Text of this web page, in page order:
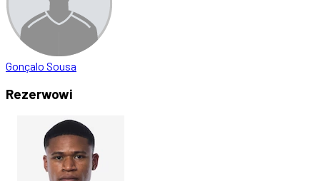
Gonçalo Sousa
Rezerwowi